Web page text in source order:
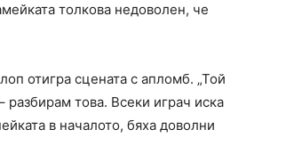
толкова недоволен, че
отигра сцената с апломб. „Той
разбирам това. Всеки играч иска
в началото, бяха доволни